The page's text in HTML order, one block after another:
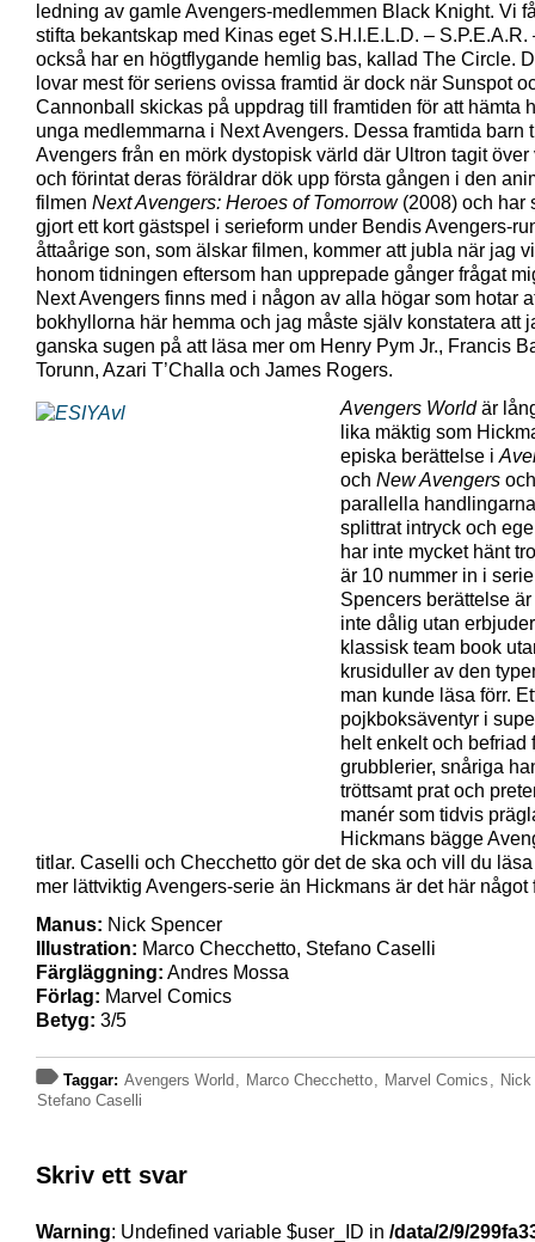
ledning av gamle Avengers-medlemmen Black Knight. Vi
stifta bekantskap med Kinas eget S.H.I.E.L.D. – S.P.E.A.R.
också har en högtflygande hemlig bas, kallad The Circle.
lovar mest för seriens ovissa framtid är dock när Sunspot
Cannonball skickas på uppdrag till framtiden för att hämta
unga medlemmarna i Next Avengers. Dessa framtida barn
Avengers från en mörk dystopisk värld där Ultron tagit över
och förintat deras föräldrar dök upp första gången i den
filmen Next Avengers: Heroes of Tomorrow(2008) och har
gjort ett kort gästspel i serieform under Bendis Avengers-
åttaårige son, som älskar filmen, kommer att jubla när jag
honom tidningen eftersom han upprepade gånger frågat
Next Avengers finns med i någon av alla högar som hotar
bokhyllorna här hemma och jag måste själv konstatera att
ganska sugen på att läsa mer om Henry Pym Jr., Francis
Torunn, Azari T’Challa och James Rogers.
Avengers Worldär
lika mäktig som
episka berättelse i
och New Avengers
parallella
splittrat intryck och
har inte mycket hänt
är 10 nummer in i
Spencers berättelse
inte dålig utan
klassisk team book
krusiduller av den
man kunde läsa förr.
pojkboksäventyr i
helt enkelt och befriad
grubblerier, snåriga
tröttsamt prat och
manér som tidvis
Hickmans bägge
titlar. Caselli och Checchetto gör det de ska och vill du
mer lättviktig Avengers-serie än Hickmans är det här något
Manus: Nick Spencer
Illustration: Marco Checchetto, Stefano Caselli
Färgläggning: Andres Mossa
Förlag: Marvel Comics
Betyg: 3/5
Taggar: Avengers World , Marco Checchetto, Marvel Comics ,
Stefano Caselli
Skriv ett svar
Warning: Undefined variable $user_ID in /data/2/9/